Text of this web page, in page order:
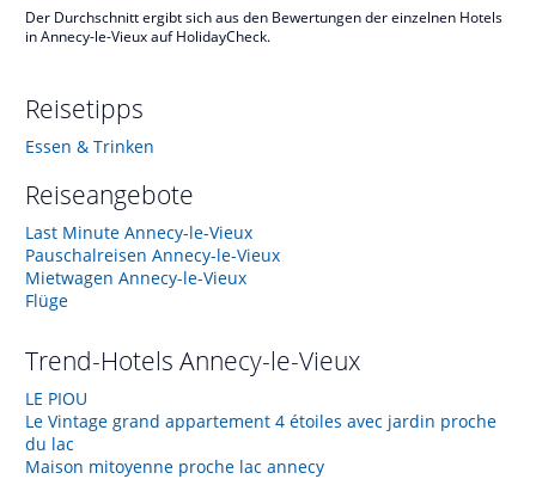
Der Durchschnitt ergibt sich aus den Bewertungen der einzelnen Hotels
in Annecy-le-Vieux auf HolidayCheck.
Reisetipps
Essen & Trinken
Reiseangebote
Last Minute Annecy-le-Vieux
Pauschalreisen Annecy-le-Vieux
Mietwagen Annecy-le-Vieux
Flüge
Trend-Hotels Annecy-le-Vieux
LE PIOU
Le Vintage grand appartement 4 étoiles avec jardin proche
du lac
Maison mitoyenne proche lac annecy